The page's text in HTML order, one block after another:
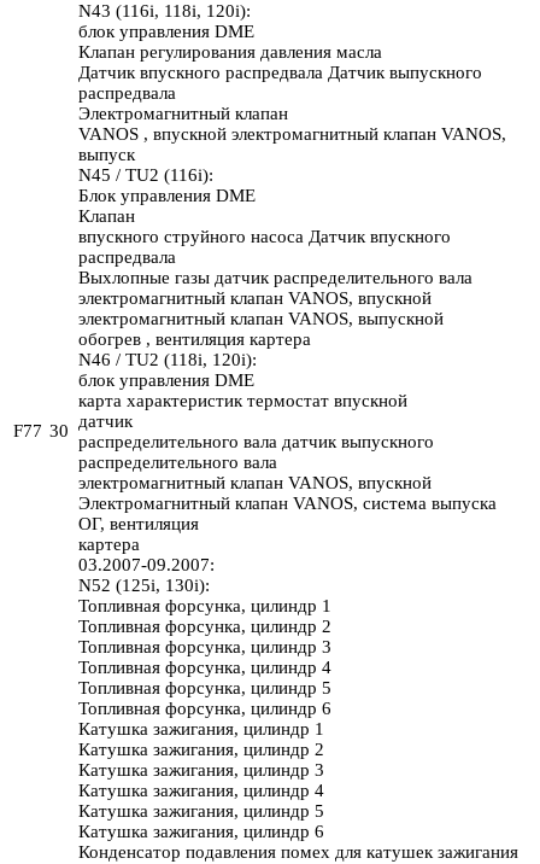
F77 30
N43 (116i, 118i, 120i):
блок управления DME
Клапан регулирования давления масла
Датчик впускного распредвала Датчик выпускного
распредвала
Электромагнитный клапан
VANOS , впускной электромагнитный клапан VANOS,
выпуск
N45 / TU2 (116i):
Блок управления DME
Клапан
впускного струйного насоса Датчик впускного
распредвала
Выхлопные газы датчик распределительного вала
электромагнитный клапан VANOS, впускной
электромагнитный клапан VANOS, выпускной
обогрев , вентиляция картера
N46 / TU2 (118i, 120i):
блок управления DME
карта характеристик термостат впускной
датчик
распределительного вала датчик выпускного
распределительного вала
электромагнитный клапан VANOS, впускной
Электромагнитный клапан VANOS, система выпуска
ОГ, вентиляция
картера
03.2007-09.2007:
N52 (125i, 130i):
Топливная форсунка, цилиндр 1
Топливная форсунка, цилиндр 2
Топливная форсунка, цилиндр 3
Топливная форсунка, цилиндр 4
Топливная форсунка, цилиндр 5
Топливная форсунка, цилиндр 6
Катушка зажигания, цилиндр 1
Катушка зажигания, цилиндр 2
Катушка зажигания, цилиндр 3
Катушка зажигания, цилиндр 4
Катушка зажигания, цилиндр 5
Катушка зажигания, цилиндр 6
Конденсатор подавления помех для катушек зажигания